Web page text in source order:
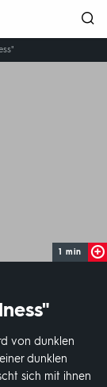
1 min
von dunklen
dunklen
sich mit ihnen